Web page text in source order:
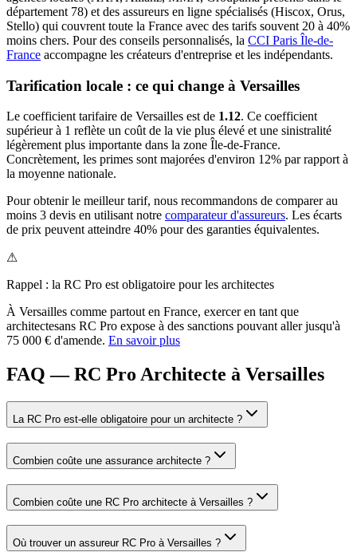
département 78) et des assureurs en ligne spécialisés (Hiscox, Orus,
Stello) qui couvrent toute la France avec des tarifs souvent 20 à 40%
moins chers. Pour des conseils personnalisés, la CCI Paris Île-de-
France accompagne les créateurs d'entreprise et les indépendants.
Tarification locale : ce qui change à Versailles
Le coefficient tarifaire de Versailles est de 1.12. Ce coefficient
supérieur à 1 reflète un coût de la vie plus élevé et une sinistralité
légèrement plus importante dans la zone Île-de-France.
Concrètement, les primes sont majorées d'environ 12% par rapport à
la moyenne nationale.
Pour obtenir le meilleur tarif, nous recommandons de comparer au
moins 3 devis en utilisant notre comparateur d'assureurs. Les écarts
de prix peuvent atteindre 40% pour des garanties équivalentes.
⚠
Rappel : la RC Pro est obligatoire pour les architectes
À Versailles comme partout en France, exercer en tant que
architectesans RC Pro expose à des sanctions pouvant aller jusqu'à
75 000 € d'amende. En savoir plus
FAQ — RC Pro Architecte à Versailles
La RC Pro est-elle obligatoire pour un architecte ?
Combien coûte une assurance architecte ?
Combien coûte une RC Pro architecte à Versailles ?
Où trouver un assureur RC Pro à Versailles ?